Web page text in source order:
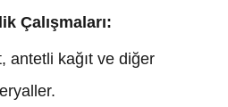
Çalışmaları:
antetli kağıt ve diğer